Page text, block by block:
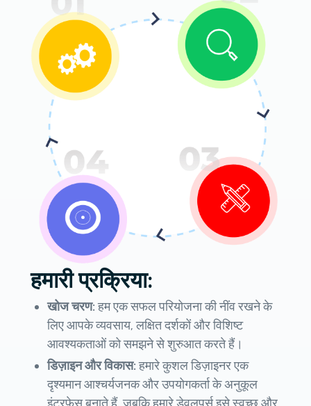
हमारी प्रक्रिया:
खोज चरण:हम एक सफल परियोजना की नींव रखने के
लिए आपके व्यवसाय, लक्षित दर्शकों और विशिष्ट
आवश्यकताओं को समझने से शुरुआत करते हैं।
डिज़ाइन और विकास:हमारे कुशल डिज़ाइनर एक
दृश्यमान आश्चर्यजनक और उपयोगकर्ता के अनुकूल